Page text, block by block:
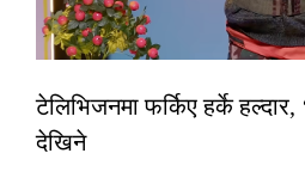
टेलिभिजनमा फर्किए हर्के हल्दार,
देखिने